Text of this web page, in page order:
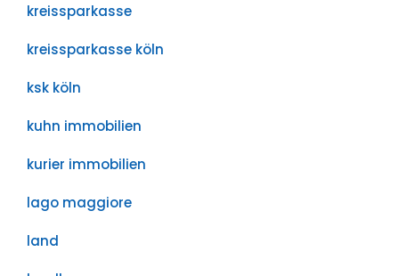
kreissparkasse
kreissparkasse köln
ksk köln
kuhn immobilien
kurier immobilien
lago maggiore
land